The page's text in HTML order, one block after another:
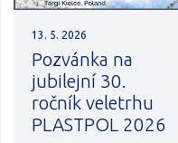
13. 5. 2026
Pozvánka na
jubilejní 30.
ročník veletrhu
PLASTPOL 2026